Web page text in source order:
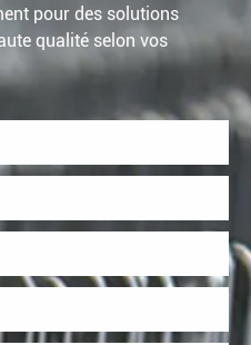
pour des solutions
qualité selon vos